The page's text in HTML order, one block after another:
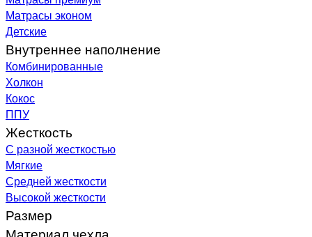
Матрасы эконом
Детские
Внутреннее наполнение
Комбинированные
Холкон
Кокос
ППУ
Жесткость
С разной жесткостью
Мягкие
Средней жесткости
Высокой жесткости
Размер
Материал чехла